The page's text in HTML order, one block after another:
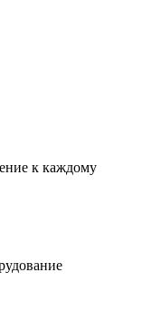
к каждому